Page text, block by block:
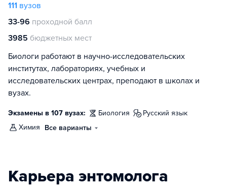
111 вузов
33-96 проходной балл
3985 бюджетных мест
Биологи работают в научно-исследовательских
институтах, лабораториях, учебных и
исследовательских центрах, преподают в школах и
вузах.
Экзамены в 107 вузах: биология
русский язык
химия
Все варианты
Карьера энтомолога